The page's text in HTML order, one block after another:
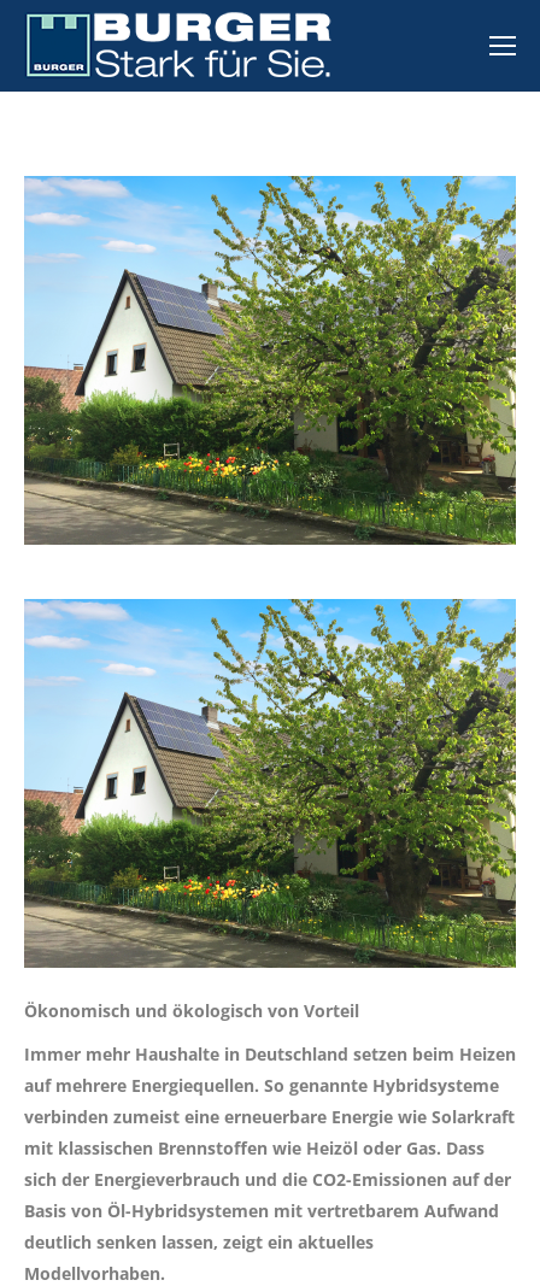
Ökonomisch und ökologisch von Vorteil
Immer mehr Haushalte in Deutschland setzen beim Heizen
auf mehrere Energiequellen. So genannte Hybridsysteme
verbinden zumeist eine erneuerbare Energie wie Solarkraft
mit klassischen Brennstoffen wie Heizöl oder Gas. Dass
sich der Energieverbrauch und die CO2-Emissionen auf der
Basis von Öl-Hybridsystemen mit vertretbarem Aufwand
deutlich senken lassen, zeigt ein aktuelles
Modellvorhaben.